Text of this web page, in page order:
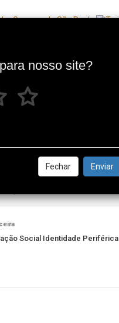
Civil - OSC
CIVIL
Social Identidade Periférica
nosso site?
Fechar Enviar